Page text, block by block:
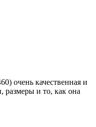
очень качественная и
размеры и то, как она